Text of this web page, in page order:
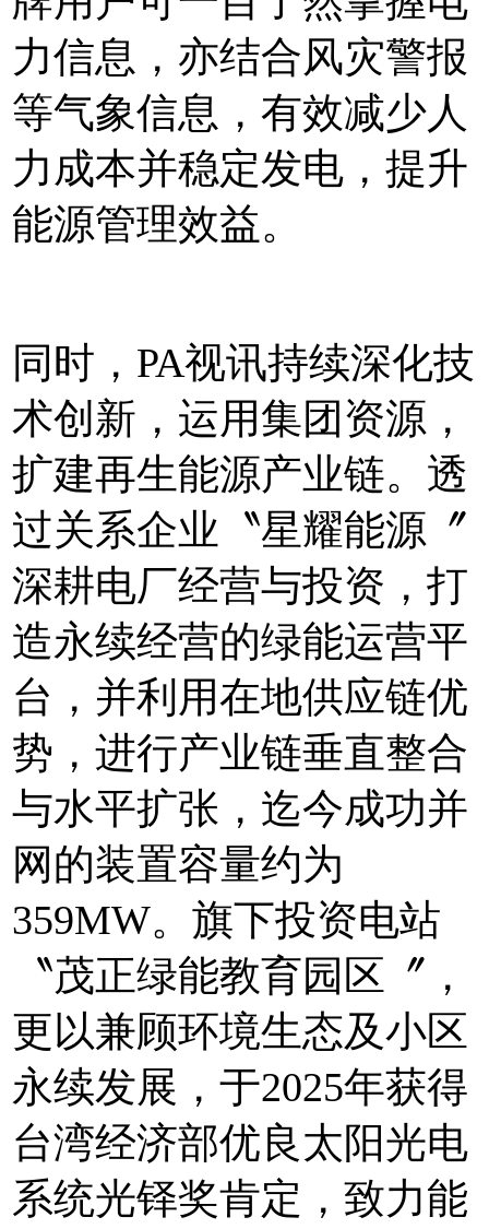
力信息，亦结合风灾警报
等气象信息，有效减少人
力成本并稳定发电，提升
能源管理效益。
同时，PA视讯持续深化技
术创新，运用集团资源，
扩建再生能源产业链。透
过关系企业〝星耀能源〞
深耕电厂经营与投资，打
造永续经营的绿能运营平
台，并利用在地供应链优
势，进行产业链垂直整合
与水平扩张，迄今成功并
网的装置容量约为
359MW。旗下投资电站
〝茂正绿能教育园区〞，
更以兼顾环境生态及小区
永续发展，于2025年获得
台湾经济部优良太阳光电
系统光铎奖肯定，致力能